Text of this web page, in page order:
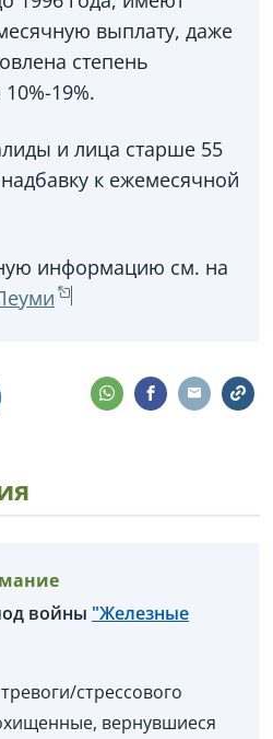
выплату, даже
степень
19%.
и лица старше 55
к ежемесячной
информацию см. на
войны "Железные
стрессового
вернувшиеся